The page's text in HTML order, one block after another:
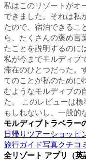
私はこのリゾートがオ
できました。それは私
たので、宿泊できるこ
ら、たくさんの褒め言
たことを説明するのに
私が今までモルディブ
滞在のひとつだった。
てのことが私のために
むようなモルディブの
た。 このレビューは
もしれないし、一般的
モルディブトラベラー
日帰りツアーショッピ
旅行ガイド写真クチコミ
全リゾート アプリ（英